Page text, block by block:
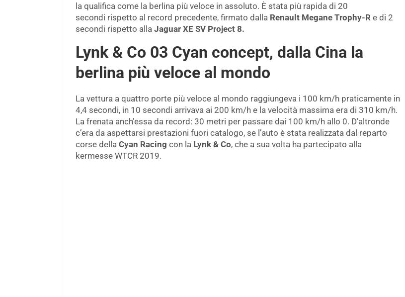
la qualifica come la berlina più veloce in assoluto. È stata più rapida di 20
secondi rispetto al record precedente, firmato dalla Renault Megane Trophy-R e di 2
secondi rispetto alla Jaguar XE SV Project 8.
Lynk & Co 03 Cyan concept, dalla Cina la
berlina più veloce al mondo
La vettura a quattro porte più veloce al mondo raggiungeva i 100 km/h praticamente in
4,4 secondi, in 10 secondi arrivava ai 200 km/h e la velocità massima era di 310 km/h.
La frenata anch’essa da record: 30 metri per passare dai 100 km/h allo 0. D’altronde
c’era da aspettarsi prestazioni fuori catalogo, se l’auto è stata realizzata dal reparto
corse della Cyan Racing con la Lynk & Co, che a sua volta ha partecipato alla
kermesse WTCR 2019.